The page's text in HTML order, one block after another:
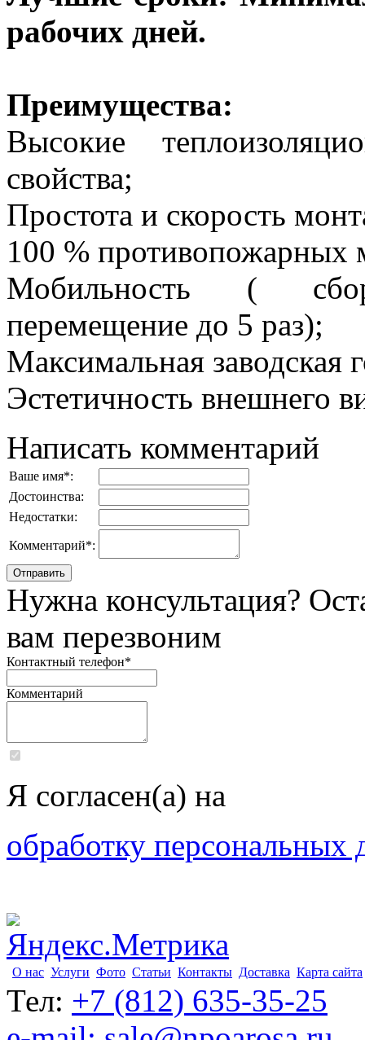
рабочих дней.
Преимущества:
Высокие
свойства;
Простота и скорость
100 % противопожарных
Мобильность (
перемещение до 5 раз);
Максимальная заводская
Эстетичность внешнего
Написать комментарий
Ваше имя*:
Достоинства:
Недостатки:
Комментарий*:
Нужна консультация?
вам перезвоним
Контактный телефон*
Комментарий
Я согласен(а) на
обработку персональных
О нас Услуги Фото Статьи Контакты Доставка Карта сайта
Тел: +7 (812) 635-35-25